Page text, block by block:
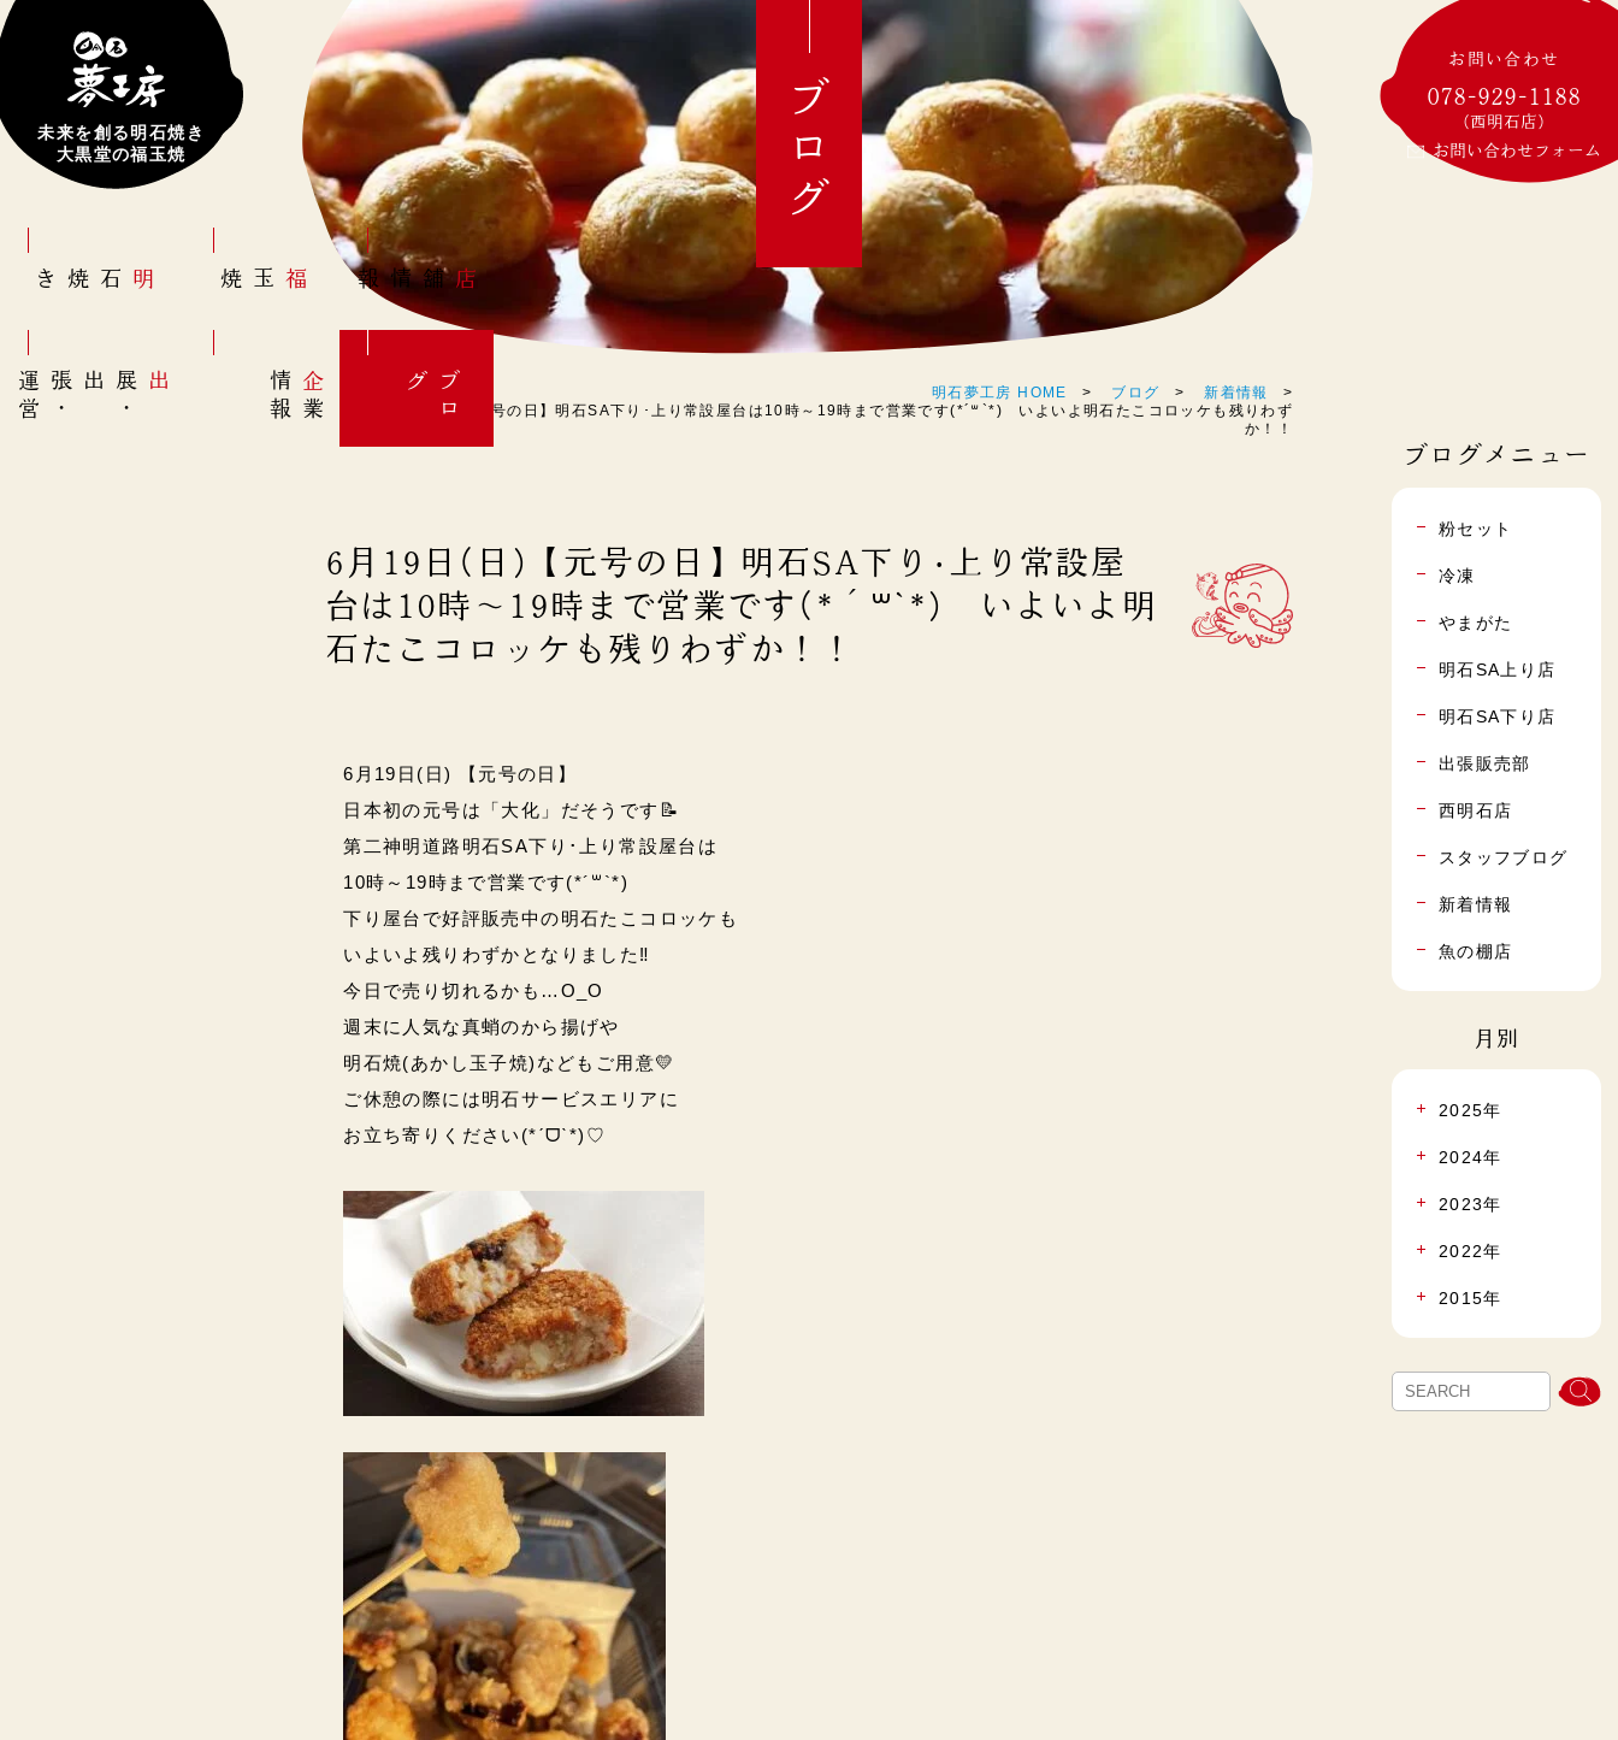
未来を創る明石焼き
大黒堂の福玉焼
明石焼き 福玉焼 店舗情報
出展
・
出張
・
運
営
企
業
情
報
ブ
ロ
グ
ブログ
明石夢工房 HOME ブログ
新着情報
6月19日(日)【元号の日】明石SA下り･上り常設屋台は10時～19時まで営業です(*´꒳`*) いよいよ明石たこコロッケも残りわず
か！！
6月19日(日)【元号の日】明石SA下り･上り常設屋
台は10時～19時まで営業です(*´꒳`*) いよいよ明
石たこコロッケも残りわずか！！
6月19日(日) 【元号の日】
日本初の元号は「大化」だそうです📝
第二神明道路明石SA下り･上り常設屋台は
10時～19時まで営業です(*´꒳`*)
下り屋台で好評販売中の明石たこコロッケも
いよいよ残りわずかとなりました‼
今日で売り切れるかも…O_O
週末に人気な真蛸のから揚げや
明石焼(あかし玉子焼)などもご用意💛
ご休憩の際には明石サービスエリアに
お立ち寄りください(*ˊᗜˋ*)♡
お問い合わせ
078-929-1188
(西明石店)
お問い合わせフォーム
ブログメニュー
粉セット
冷凍
やまがた
明石SA上り店
明石SA下り店
出張販売部
西明石店
スタッフブログ
新着情報
魚の棚店
月別
2025年
2024年
2023年
2022年
2015年